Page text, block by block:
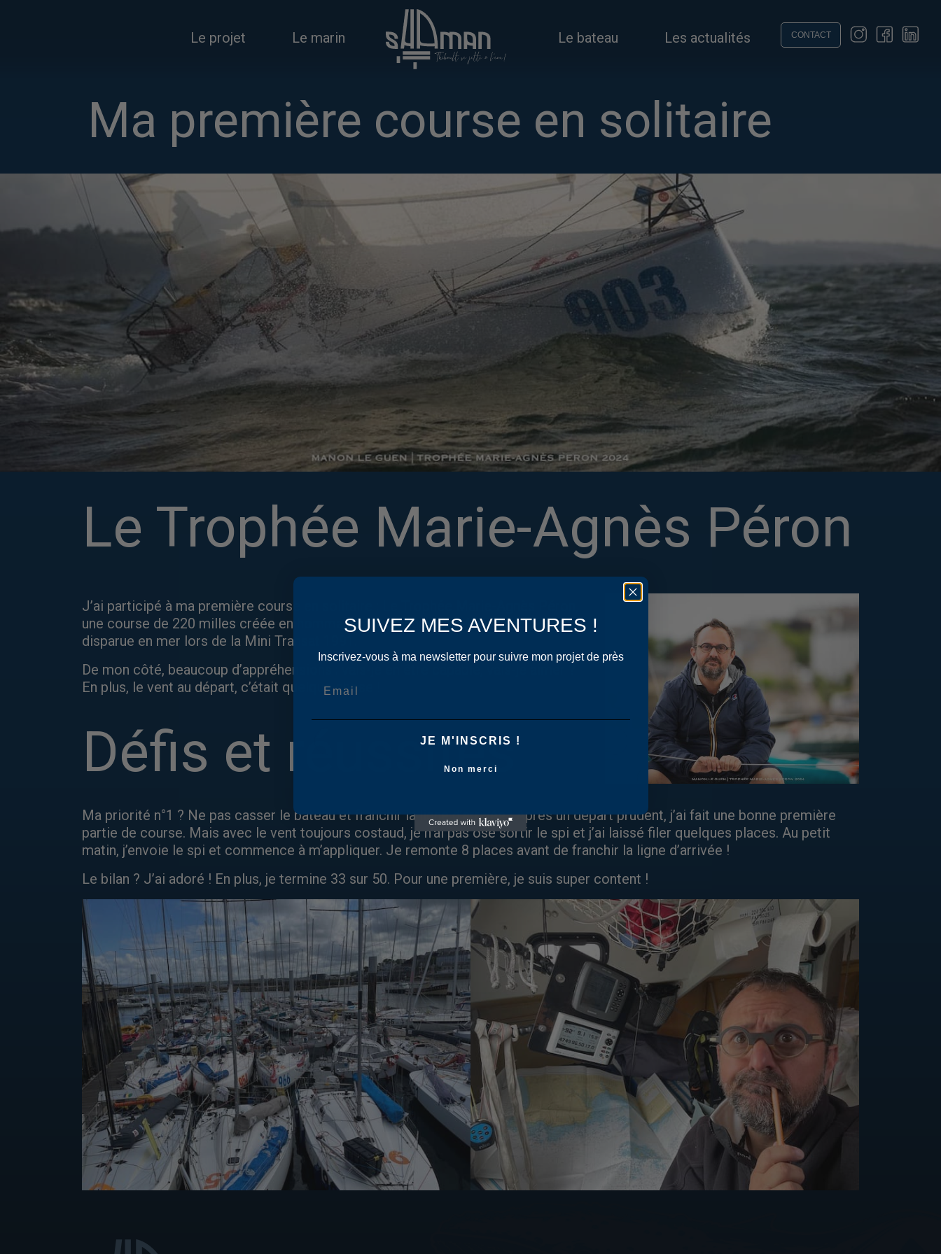
Le projet Le marin Le bateau Les actualités CONTACT
Ma première course en solitaire
Le Trophée Marie-Agnès Péron
J’ai participé à ma première course en solitaire : Le Trophée Marie-Agnès Péron,
une course de 220 milles créée en hommage à la navigatrice Mari-Agnès Péron,
disparue en mer lors de la Mini Transat 1991.
De mon côté, beaucoup d’appréhensions : vais-je en être capable, vais-je aimer ?
En plus, le vent au départ, c’était quelque chose !
Défis et réussites
Ma priorité n°1 ? Ne pas casser le bateau et franchir la ligne d’arrivée ! Après un départ prudent, j’ai fait une bonne première
partie de course. Mais avec le vent toujours costaud, je n’ai pas osé sortir le spi et j’ai laissé filer quelques places. Au petit
matin, j’envoie le spi et commence à m’appliquer. Je remonte 8 places avant de franchir la ligne d’arrivée !
Le bilan ? J’ai adoré ! En plus, je termine 33 sur 50. Pour une première, je suis super content !
SUIVEZ MES AVENTURES !
Inscrivez-vous à ma newsletter pour suivre mon projet de près
JE M'INSCRIS !
Non merci